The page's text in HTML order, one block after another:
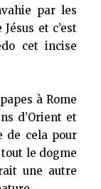
par les
et c’est
cet incise
à Rome
d’Orient et
de cela pour
le dogme
une autre